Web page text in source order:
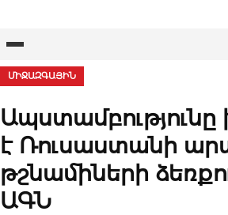
Ընտրացանկ
ՄԻՋԱԶԳԱՅԻՆ
է Ռուսաստանի
թշնամիների
ԱԳՆ